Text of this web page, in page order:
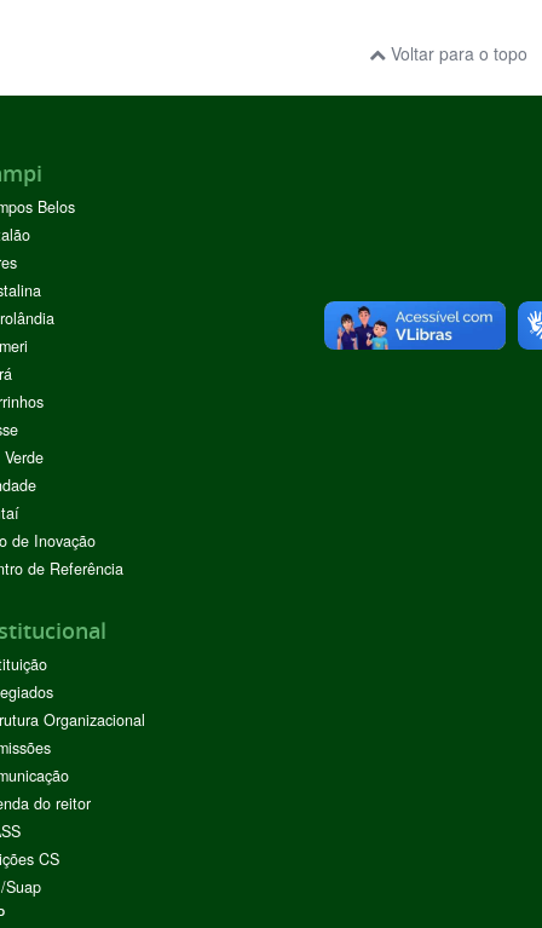
Voltar para o topo
Belos
de Inovação
de Referência
Organizacional
do reitor
CS
Suap